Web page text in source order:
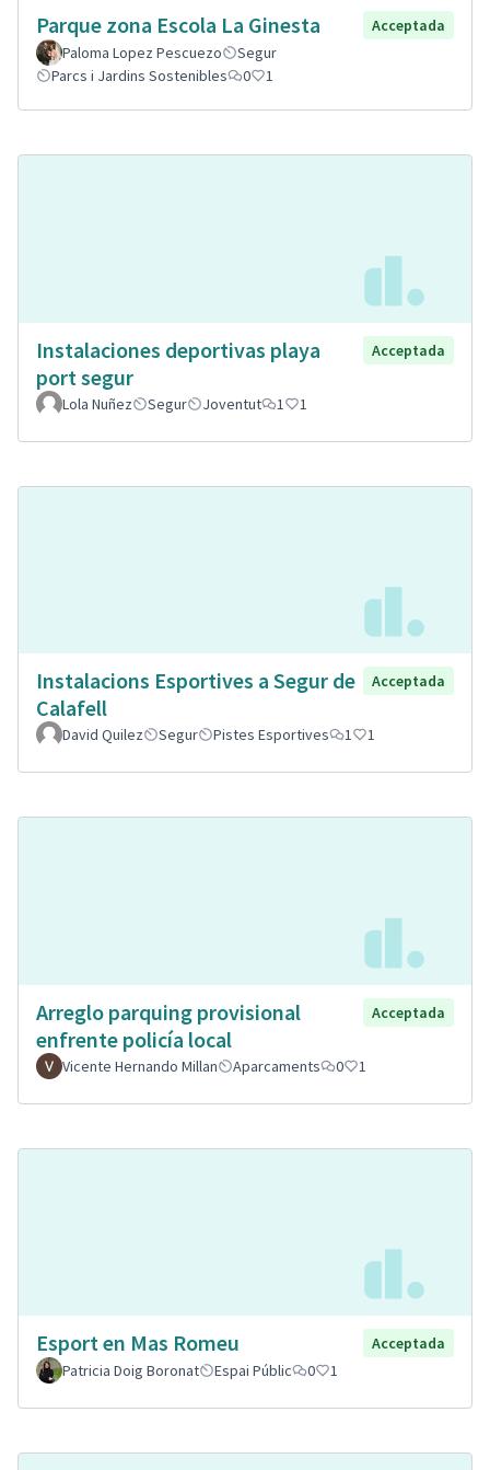
Parque zona Escola La Ginesta
Acceptada
Paloma Lopez Pescuezo
Segur
Parcs i Jardins Sostenibles
0 1
Instalaciones deportivas playa
port segur
Acceptada
Lola Nuñez Segur Joventut 1 1
Instalacions Esportives a Segur de
Calafell
Acceptada
David Quilez Segur Pistes Esportives 1 1
Arreglo parquing provisional
enfrente policía local
Acceptada
Vicente Hernando Millan Aparcaments 0 1
Esport en Mas Romeu
Acceptada
Patricia Doig Boronat
Espai Públic 0 1